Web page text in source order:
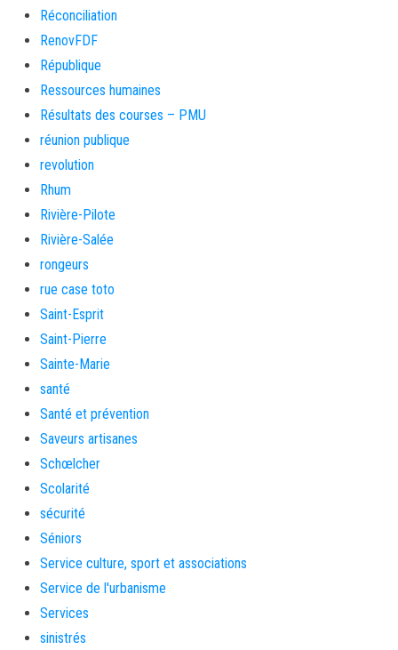
Réconciliation
RenovFDF
République
Ressources humaines
Résultats des courses – PMU
réunion publique
revolution
Rhum
Rivière-Pilote
Rivière-Salée
rongeurs
rue case toto
Saint-Esprit
Saint-Pierre
Sainte-Marie
santé
Santé et prévention
Saveurs artisanes
Schœlcher
Scolarité
sécurité
Séniors
Service culture, sport et associations
Service de l'urbanisme
Services
sinistrés